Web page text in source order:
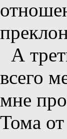
А
всего
мне
Тома